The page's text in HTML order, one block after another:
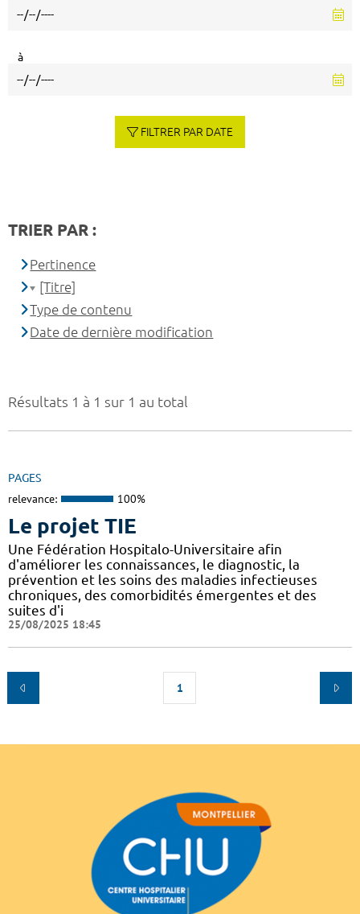
Résultats 1 à 1 sur 1 au total
PAGES
relevance: 100%
Le projet TIE
Une Fédération Hospitalo-Universitaire afin
d'améliorer les connaissances, le diagnostic, la
prévention et les soins des maladies infectieuses
chroniques, des comorbidités émergentes et des
suites d'i
25/08/2025 18:45
1
à
FILTRER PAR DATE
TRIER PAR :
Pertinence
[Titre]
Type de contenu
Date de dernière modification